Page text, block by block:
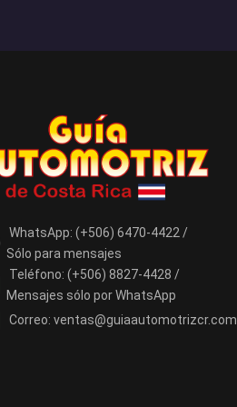
WhatsApp: (+506) 6470-4422 /
Sólo para mensajes
Teléfono: (+506) 8827-4428 /
Mensajes sólo por WhatsApp
Correo: ventas@guiaautomotrizcr.com